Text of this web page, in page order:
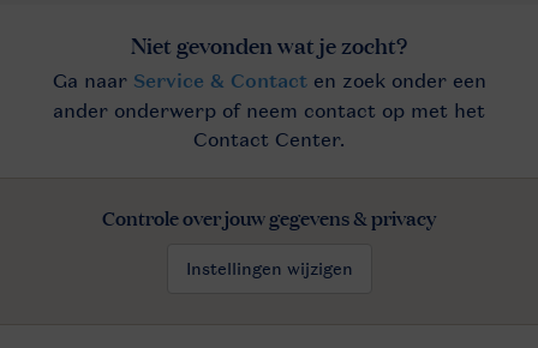
Controle over jouw gegevens & privacy
Instellingen wijzigen